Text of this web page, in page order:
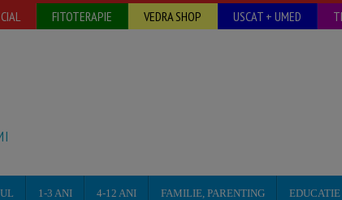
FITOTERAPIE VEDRA SHOP USCAT + UMED
1-3 ANI 4-12 ANI FAMILIE, PARENTING EDUCATIE